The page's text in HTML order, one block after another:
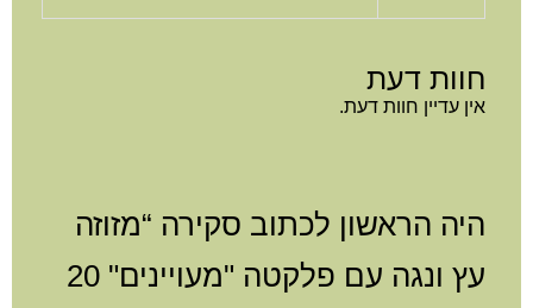
חוות דעת
אין עדיין חוות דעת.
היה הראשון לכתוב סקירה “מזוזה
עץ ונגה עם פלקטה "מעויינים" 20